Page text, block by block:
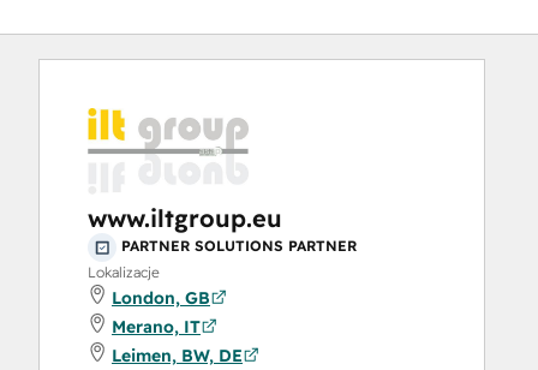
www.iltgroup.eu
PARTNER SOLUTIONS PARTNER
Lokalizacje
London, GB
Merano, IT
Leimen, BW, DE